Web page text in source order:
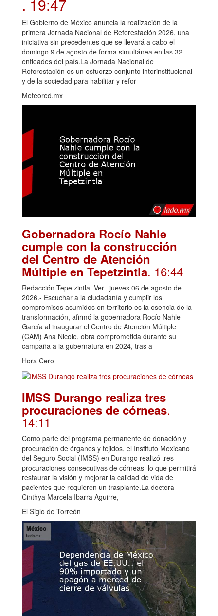
. 19:47
El Gobierno de México anuncia la realización de la
primera Jornada Nacional de Reforestación 2026, una
iniciativa sin precedentes que se llevará a cabo el
domingo 9 de agosto de forma simultánea en las 32
entidades del país.La Jornada Nacional de
Reforestación es un esfuerzo conjunto interinstitucional
y de la sociedad para habilitar y refor
Meteored.mx
Gobernadora Rocío Nahle
cumple con la construcción
del Centro de Atención
Múltiple en Tepetzintla. 16:44
Redacción Tepetzintla, Ver., jueves 06 de agosto de
2026.- Escuchar a la ciudadanía y cumplir los
compromisos asumidos en territorio es la esencia de la
transformación, afirmó la gobernadora Rocío Nahle
García al inaugurar el Centro de Atención Múltiple
(CAM) Ana Nicole, obra comprometida durante su
campaña a la gubernatura en 2024, tras a
Hora Cero
IMSS Durango realiza tres
procuraciones de córneas.
14:11
Como parte del programa permanente de donación y
procuración de órganos y tejidos, el Instituto Mexicano
del Seguro Social (IMSS) en Durango realizó tres
procuraciones consecutivas de córneas, lo que permitirá
restaurar la visión y mejorar la calidad de vida de
pacientes que requieren un trasplante.La doctora
Cinthya Marcela Ibarra Aguirre,
El Siglo de Torreón